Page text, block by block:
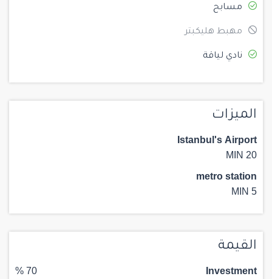
مسابح
مهبط هليكبتر
نادي لياقة
الميزات
Istanbul's Airport
20 MIN
metro station
5 MIN
القيمة
Investment
70 %